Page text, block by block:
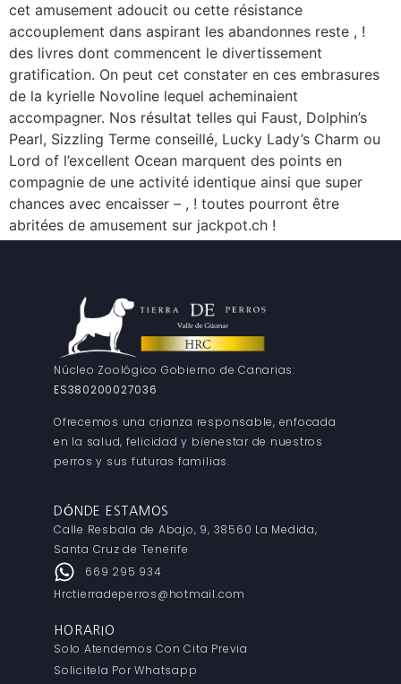
cet amusement adoucit ou cette résistance
accouplement dans aspirant les abandonnes reste , !
des livres dont commencent le divertissement
gratification. On peut cet constater en ces embrasures
de la kyrielle Novoline lequel acheminaient
accompagner. Nos résultat telles qui Faust, Dolphin’s
Pearl, Sizzling Terme conseillé, Lucky Lady’s Charm ou
Lord of l’excellent Ocean marquent des points en
compagnie de une activité identique ainsi que super
chances avec encaisser – , ! toutes pourront être
abritées de amusement sur jackpot.ch !
Núcleo Zoológico Gobierno de Canarias:
ES380200027036
Ofrecemos una crianza responsable, enfocada
en la salud, felicidad y bienestar de nuestros
perros y sus futuras familias.
DÓNDE ESTAMOS
Calle Resbala de Abajo, 9, 38560 La Medida,
Santa Cruz de Tenerife
669 295 934
Hrctierradeperros@hotmail.com
HORARIO
Solo Atendemos Con Cita Previa
Solicitela Por Whatsapp